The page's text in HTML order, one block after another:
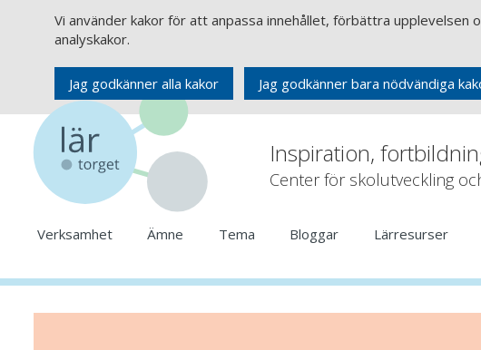
Vi använder kakor för att anpassa innehållet, förbättra upplevelsen
analyskakor.
Jag godkänner alla kakor Jag godkänner bara nödvändiga
Inspiration,
Center för skolutveckling
Verksamhet Ämne Tema Bloggar Lärresurser